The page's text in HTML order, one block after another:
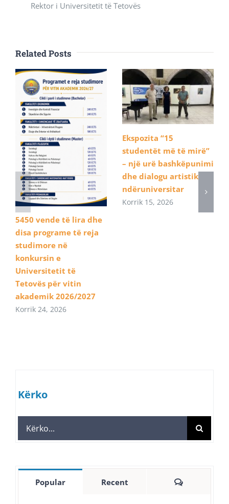
Rektor i Universitetit të Tetovës
Related Posts
5450 vende të lira dhe
disa programe të reja
studimore në
konkursin e
Universitetit të
Tetovës për vitin
akademik 2026/2027
Korrik 24, 2026
Ekspozita “15
studentët më të mirë”
– një urë bashkëpunimi
dhe dialogu artistik
ndëruniversitar
Korrik 15, 2026
Kërko
Search
for:
Popular Recent Comments